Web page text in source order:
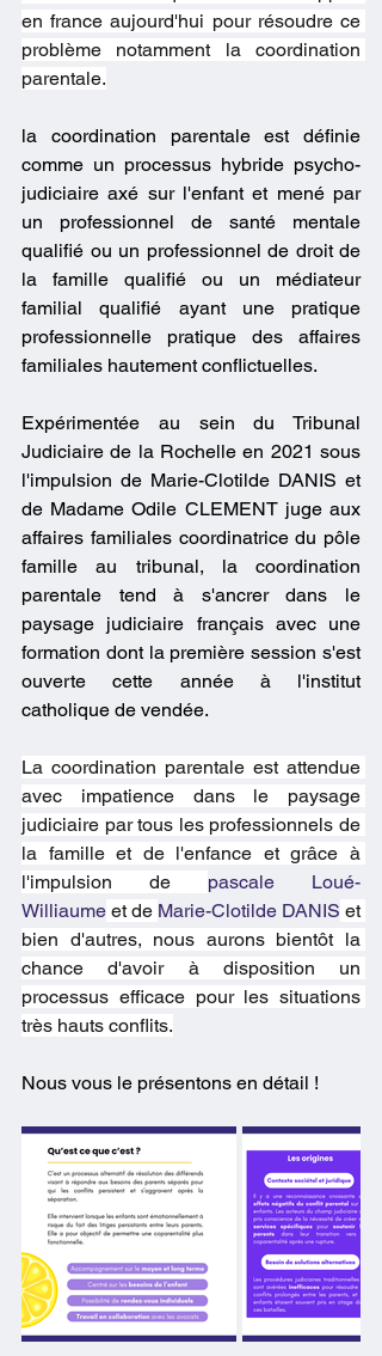
en france aujourd'hui pour résoudre ce
problème notamment la coordination
parentale.
la coordination parentale est définie
comme un processus hybride psycho-
judiciaire axé sur l'enfant et mené par
un professionnel de santé mentale
qualifié ou un professionnel de droit de
la famille qualifié ou un médiateur
familial qualifié ayant une pratique
professionnelle pratique des affaires
familiales hautement conflictuelles.
Expérimentée au sein du Tribunal
Judiciaire de la Rochelle en 2021 sous
l'impulsion de Marie-Clotilde DANIS et
de Madame Odile CLEMENT juge aux
affaires familiales coordinatrice du pôle
famille au tribunal, la coordination
parentale tend à s'ancrer dans le
paysage judiciaire français avec une
formation dont la première session s'est
ouverte cette année à l'institut
catholique de vendée.
La coordination parentale est attendue
avec impatience dans le paysage
judiciaire par tous les professionnels de
la famille et de l'enfance et grâce à
l'impulsion de pascale Loué-
Williaume et de Marie-Clotilde DANIS et
bien d'autres, nous aurons bientôt la
chance d'avoir à disposition un
processus efficace pour les situations
très hauts conflits.
Nous vous le présentons en détail !